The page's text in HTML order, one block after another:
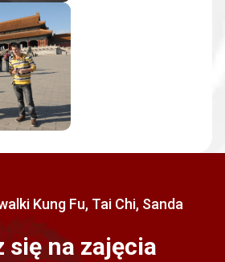
Kung Fu, Tai Chi, Sanda
się na zajęcia